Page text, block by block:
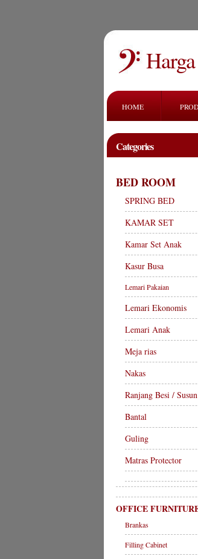
HOME
Categories
BED ROOM
SPRING BED
KAMAR SET
Kamar Set Anak
Kasur Busa
Lemari Pakaian
Lemari Ekonomis
Lemari Anak
Meja rias
Nakas
Ranjang Besi / Susun
Bantal
Guling
Matras Protector
OFFICE
Brankas
Filling Cabinet